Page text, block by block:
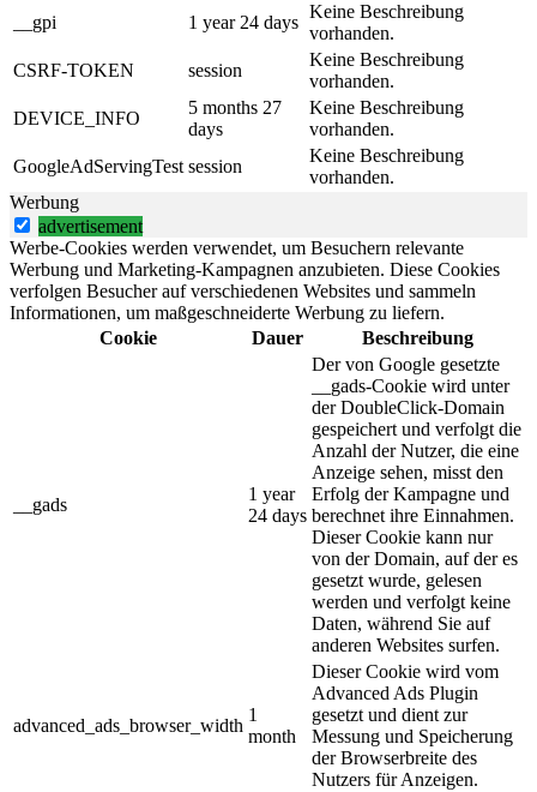
__gpi
1 year 24 days
Keine Beschreibung
vorhanden.
CSRF-TOKEN
session
Keine Beschreibung
vorhanden.
DEVICE_INFO
5 months 27
days
Keine Beschreibung
vorhanden.
GoogleAdServingTest session
Keine Beschreibung
vorhanden.
Werbung
advertisement
Werbe-Cookies werden verwendet, um Besuchern relevante
Werbung und Marketing-Kampagnen anzubieten. Diese Cookies
verfolgen Besucher auf verschiedenen Websites und sammeln
Informationen, um maßgeschneiderte Werbung zu liefern.
Cookie
Dauer Beschreibung
__gads
1 year
24 days
Der von Google gesetzte
__gads-Cookie wird unter
der DoubleClick-Domain
gespeichert und verfolgt die
Anzahl der Nutzer, die eine
Anzeige sehen, misst den
Erfolg der Kampagne und
berechnet ihre Einnahmen.
Dieser Cookie kann nur
von der Domain, auf der es
gesetzt wurde, gelesen
werden und verfolgt keine
Daten, während Sie auf
anderen Websites surfen.
advanced_ads_browser_width
1
month
Dieser Cookie wird vom
Advanced Ads Plugin
gesetzt und dient zur
Messung und Speicherung
der Browserbreite des
Nutzers für Anzeigen.